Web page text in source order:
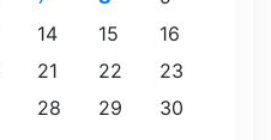
14 15
16
21 22
23
28 29
30